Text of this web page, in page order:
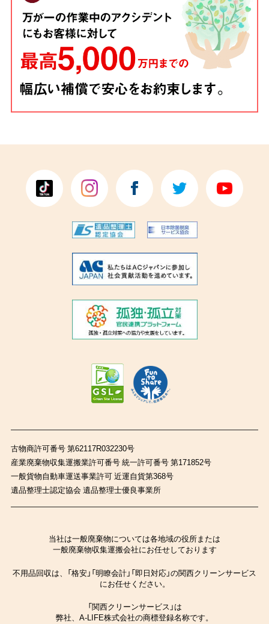
古物商許可番号 第62117R032230号
産業廃棄物収集運搬業許可番号 統一許可番号 第171852号
一般貨物自動車運送事業許可 近運自貨第368号
遺品整理士認定協会 遺品整理士優良事業所
当社は一般廃棄物については各地域の役所または
一般廃棄物収集運搬会社にお任せしております
不用品回収は、「格安」「明瞭会計」「即日対応」の関西クリーンサービス
にお任せください。
「関西クリーンサービス」は
弊社、A-LIFE株式会社の商標登録名称です。